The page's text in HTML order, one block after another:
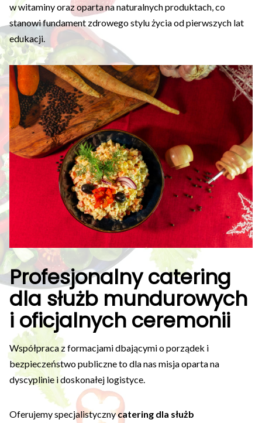
w witaminy oraz oparta na naturalnych produktach, co
stanowi fundament zdrowego stylu życia od pierwszych lat
edukacji.
Profesjonalny catering
dla służb mundurowych
i oficjalnych ceremonii
Współpraca z formacjami dbającymi o porządek i
bezpieczeństwo publiczne to dla nas misja oparta na
dyscyplinie i doskonałej logistyce.
Oferujemy specjalistycznycatering dla służb